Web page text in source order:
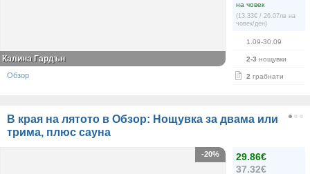
на човек
(13.33€ / 26.07лв на
човек/ден)
1.09-30.09
2-3 нощувки
2 грабнати
Калина Гардън
Обзор
В края на лятото в Обзор: Нощувка за двама или
трима, плюс сауна
29.86€
37.32€
-20%